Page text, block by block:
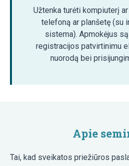
Užtenka turėti kompiuterį
telefoną ar planšetę (su
sistema). Apmokėjus
registracijos patvirtinimu
nuorodą bei
Apie
Tai, kad sveikatos priežiūros